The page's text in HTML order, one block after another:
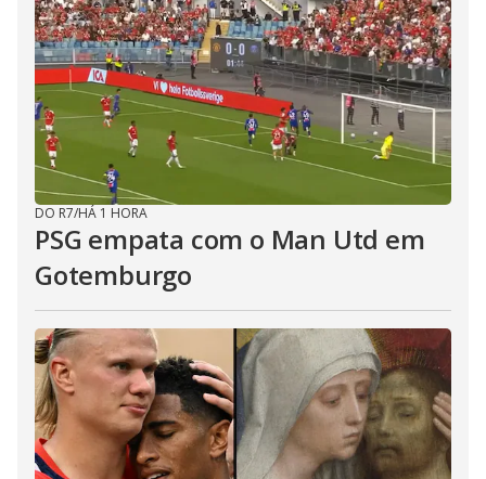
DO R7/HÁ 1 HORA
PSG empata com o Man Utd em
Gotemburgo